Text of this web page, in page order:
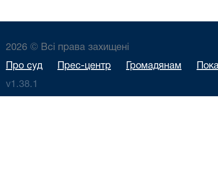
2026 © Всі права захищені
Про суд Прес-центр Громадянам
v1.38.1